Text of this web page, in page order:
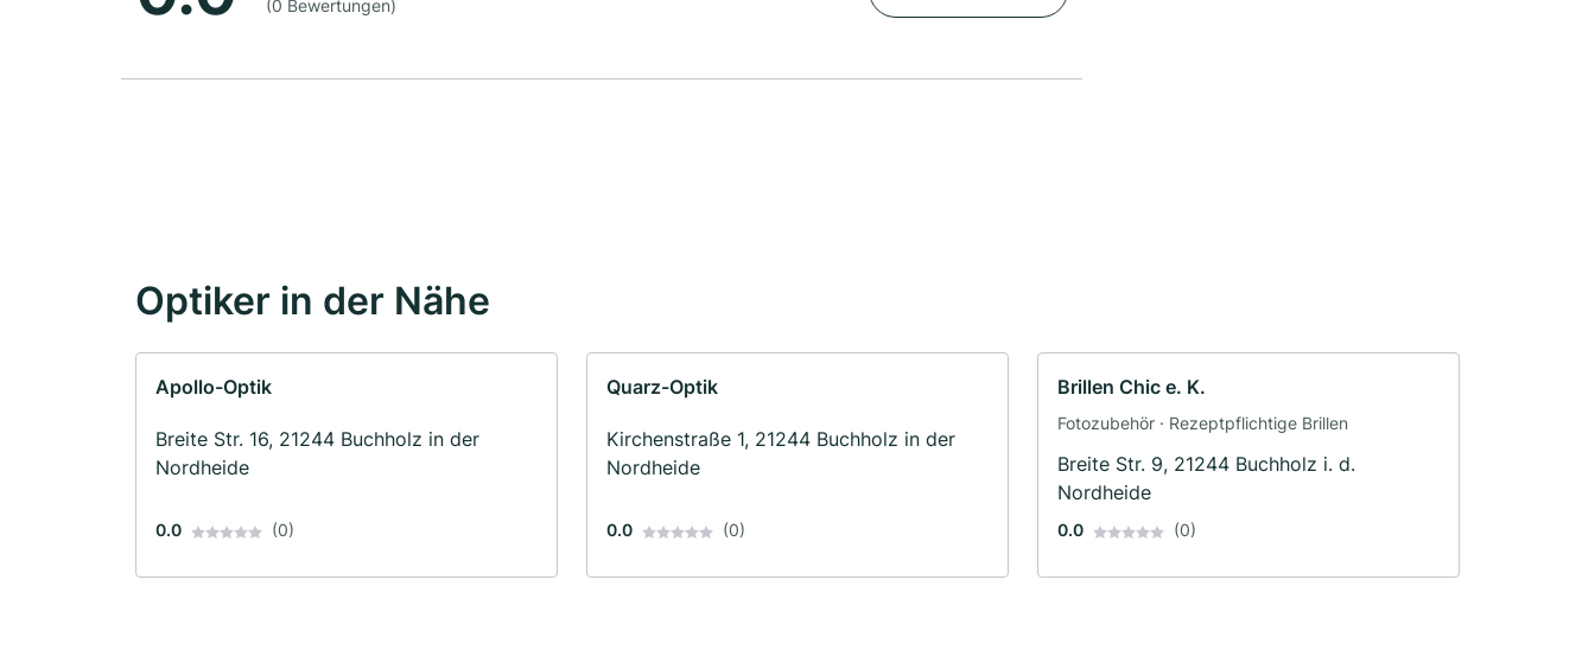
(0 Bewertungen)
Optiker in der Nähe
Apollo-Optik
Breite Str. 16, 21244 Buchholz in der
Nordheide
0.0 (0)
Quarz-Optik
Kirchenstraße 1, 21244 Buchholz in der
Nordheide
0.0 (0)
Brillen Chic e. K.
Fotozubehör · Rezeptpflichtige Brillen
Breite Str. 9, 21244 Buchholz i. d.
Nordheide
0.0 (0)